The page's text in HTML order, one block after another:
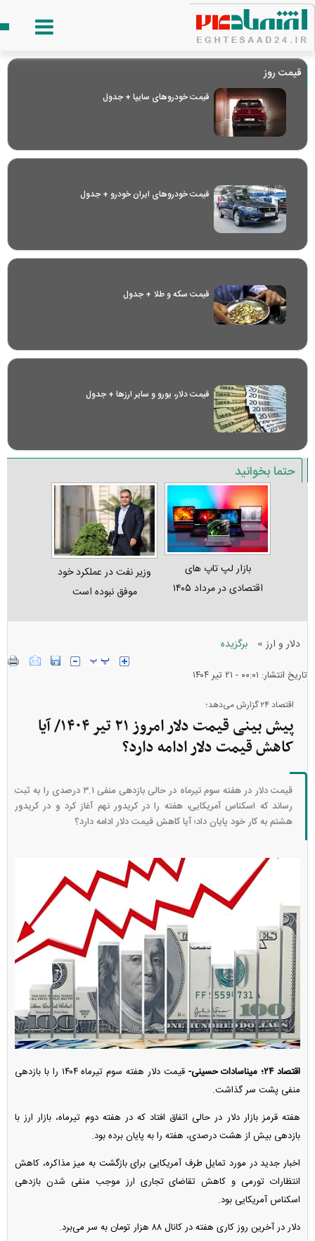
قیمت روز
قیمت خودرو‌های سایپا + جدول
قیمت خودرو‌های ایران خودرو + جدول
قیمت سکه و طلا + جدول
قیمت دلار، یورو و سایر ارز‌ها + جدول
حتما بخوانید
بازار لپ‌ تاپ‌ های
اقتصادی در مرداد ۱۴۰۵
وزیر نفت در عملکرد خود
موفق نبوده است
دلار و ارز » برگزیده
تاریخ انتشار: ۰۰:۰۱ - ۲۱ تير ۱۴۰۴
اقتصاد ۲۴ گزارش می‌دهد؛
پیش بینی قیمت دلار امروز ۲۱ تیر ۱۴۰۴/ آیا
کاهش قیمت دلار ادامه دارد؟
قیمت دلار در هفته سوم تیرماه در حالی بازدهی منفی ۳.۱ درصدی را به ثبت
رساند که اسکناس آمریکایی، هفته را در کریدور نهم آغاز کرد و در کریدور
هشتم به کار خود پایان داد؛ آیا کاهش قیمت دلار ادامه دارد؟
اقتصاد ۲۴؛ میناسادات حسینی-
قیمت دلار هفته سوم تیرماه ۱۴۰۴ را با بازدهی
منفی پشت سر گذاشت.
هفته قرمز بازار دلار در حالی اتفاق افتاد که در هفته دوم تیرماه، بازار ارز با
بازدهی بیش از هشت درصدی، هفته را به پایان برده بود.
اخبار جدید در مورد تمایل طرف آمریکایی برای بازگشت به میز مذاکره، کاهش
انتظارات تورمی و کاهش تقاضای تجاری ارز موجب منفی شدن بازدهی
اسکناس آمریکایی بود.
دلار در آخرین روز کاری هفته در کانال ۸۸ هزار تومان به سر می‌برد.